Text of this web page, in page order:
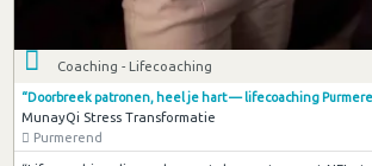
Coaching - Lifecoaching
“Doorbreek patronen, heel je hart — lifecoaching
MunayQi Stress Transformatie
Purmerend